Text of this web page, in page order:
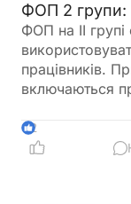
ФОП 2 групи:
ФОП на ІІ
працівників.
включаються
відпустці для
оформленням
2